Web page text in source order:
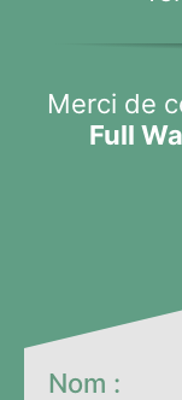
Merci de
Full
Nom :